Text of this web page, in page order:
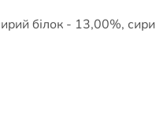
білок - 13,00%,